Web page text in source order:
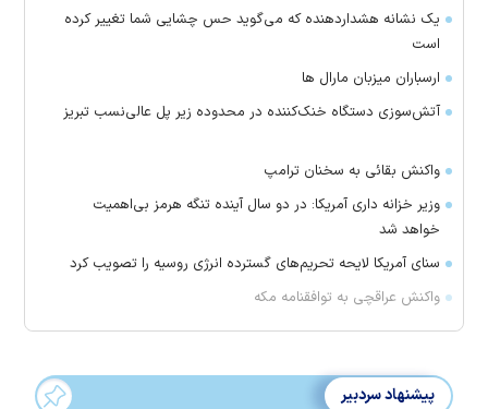
یک نشانه هشداردهنده که می‌گوید حس چشایی شما تغییر کرده
است
ارسباران میزبان مارال ها
آتش‌سوزی دستگاه خنک‌کننده در محدوده زیر پل عالی‌نسب تبریز
واکنش بقائی به سخنان ترامپ
وزیر خزانه داری آمریکا: در دو سال آینده تنگه هرمز بی‌اهمیت
خواهد شد
سنای آمریکا لایحه تحریم‌های گسترده انرژی روسیه را تصویب کرد
واکنش عراقچی به توافقنامه مکه
پیشنهاد سردبیر